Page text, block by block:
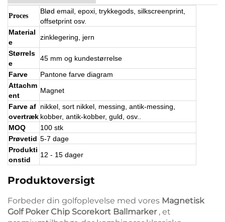
Proces
Blød email, epoxi, trykkegods, silkscreenprint,
offsetprint osv.
Material
e
zinklegering, jern
Størrels
e
45 mm og kundestørrelse
Farve
Pantone farve diagram
Attachm
ent
Magnet
Farve af
overtræk
nikkel, sort nikkel, messing, antik-messing,
kobber, antik-kobber, guld, osv..
MOQ
100 stk
Prøvetid 5-7 dage
Produkti
onstid
12 - 15 dager
Produktoversigt
Forbeder din golfoplevelse med vores Magnetisk
Golf Poker Chip Scorekort Ballmarker , et